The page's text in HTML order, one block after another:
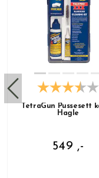
TetraGun Pussesett
Hagle
549 ,-